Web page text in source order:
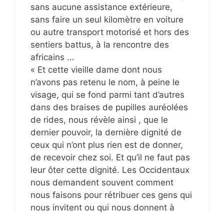
sans aucune assistance extérieure,
sans faire un seul kilomètre en voiture
ou autre transport motorisé et hors des
sentiers battus, à la rencontre des
africains …
« Et cette vieille dame dont nous
n’avons pas retenu le nom, à peine le
visage, qui se fond parmi tant d’autres
dans des braises de pupilles auréolées
de rides, nous révèle ainsi , que le
dernier pouvoir, la dernière dignité de
ceux qui n’ont plus rien est de donner,
de recevoir chez soi. Et qu’il ne faut pas
leur ôter cette dignité. Les Occidentaux
nous demandent souvent comment
nous faisons pour rétribuer ces gens qui
nous invitent ou qui nous donnent à